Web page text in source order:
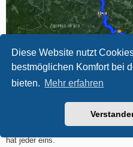
Diese Website nutzt
bestmöglichen Komfort bei
bieten. Mehr erfahren
Früher sind wir mit einem einzigen
hat jeder eins.